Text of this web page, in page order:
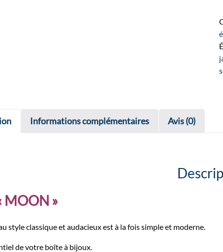
Informations complémentaires Avis (0)
MOON »
style classique et audacieux est à la fois simple et moderne.
de votre boîte à bijoux.